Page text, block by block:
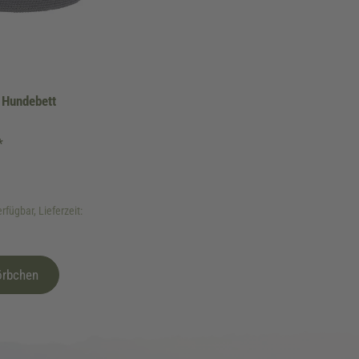
Lieferzeit: